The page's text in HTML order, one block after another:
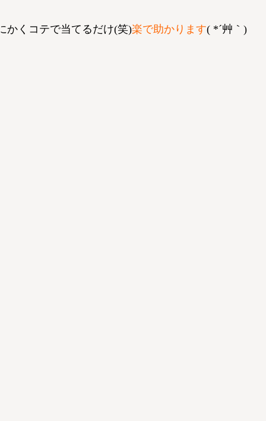
かくコテで当てるだけ(笑)楽で助かります( *´艸｀)